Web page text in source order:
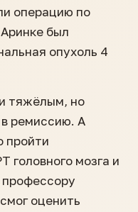
операцию по
был
опухоль 4
тяжёлым, но
ремиссию. А
пройти
головного мозга и
профессору
оценить